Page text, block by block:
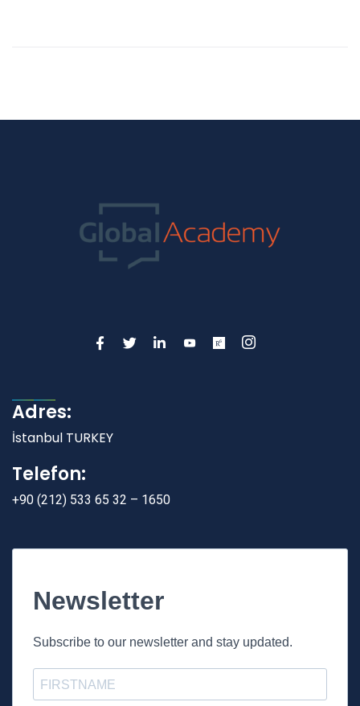
Adres:
İstanbul TURKEY
Telefon:
+90 (212) 533 65 32 – 1650
Newsletter
Subscribe to our newsletter and stay updated.